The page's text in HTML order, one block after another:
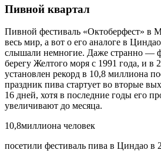
Пивной квартал
Пивной фестиваль «Октоберфест» в
весь мир, а вот о его аналоге в
слышали немногие. Даже странно —
берегу Желтого моря с 1991 года, и в
установлен рекорд в 10,8 миллиона
праздник пива стартует во вторые
16 дней, хотя в последние годы его
увеличивают до месяца.
10,8миллиона человек
посетили фестиваль пива в Циндао в